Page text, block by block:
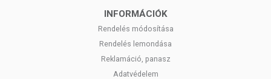
INFORMÁCIÓK
Rendelés módosítása
Rendelés lemondása
Reklamáció, panasz
Adatvédelem